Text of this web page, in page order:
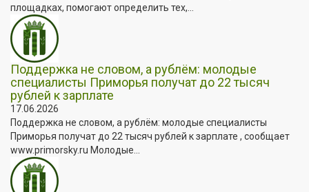
площадках, помогают определить тех,...
Поддержка не словом, а рублём: молодые
специалисты Приморья получат до 22 тысяч
рублей к зарплате
17.06.2026
Поддержка не словом, а рублём: молодые специалисты
Приморья получат до 22 тысяч рублей к зарплате , сообщает
www.primorsky.ru Молодые...